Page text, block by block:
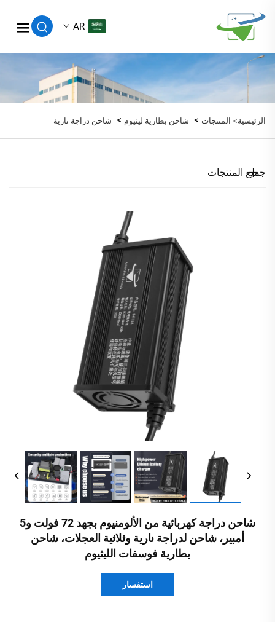
AR
الرئيسية> المنتجات > شاحن بطارية ليثيوم > شاحن دراجة نارية
جميع المنتجات
شاحن دراجة كهربائية من الألومنيوم بجهد 72 فولت و5
أمبير، شاحن لدراجة نارية وثلاثية العجلات، شاحن
بطارية فوسفات الليثيوم
استفسار